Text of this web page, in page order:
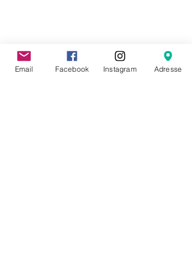
Partager cet événement
Email Facebook Instagram Adresse